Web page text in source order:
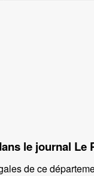
le journal Le
de ce